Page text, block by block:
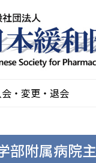
・変更・退会
部附属病院